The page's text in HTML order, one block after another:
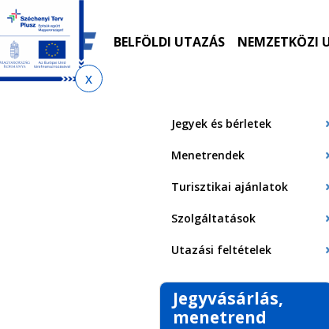
Ugrás
menetrendkeresőhöz
Ugrás
az
almenühöz
Ugrás
tartalomra
Ugrás
az
oldaltérképre
BELFÖLDI UTAZÁS NEMZETKÖZI
Jegyek és bérletek
Menetrendek
Turisztikai ajánlatok
Szolgáltatások
Utazási feltételek
Jegyvásárlás,
menetrend